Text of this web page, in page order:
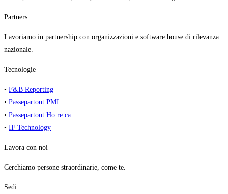
Partners
Lavoriamo in partnership con organizzazioni e software house di rilevanza
nazionale.
Tecnologie
• F&B Reporting
• Passepartout PMI
• Passepartout Ho.re.ca.
• IF Technology
Lavora con noi
Cerchiamo persone straordinarie, come te.
Sedi